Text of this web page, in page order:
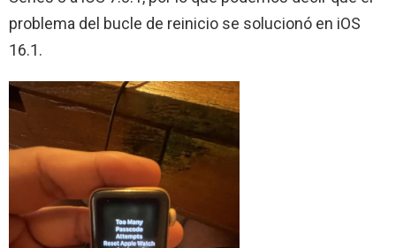
problema del bucle de reinicio se solucionó en iOS
16.1.